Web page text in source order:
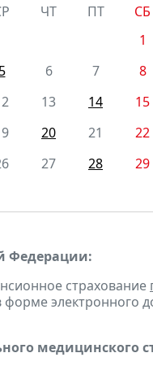
ЧТ ПТ СБ
1
5 6 7 8
13 14 15
20 21 22
27 28 29
Федерации:
страхование
электронного
медицинского